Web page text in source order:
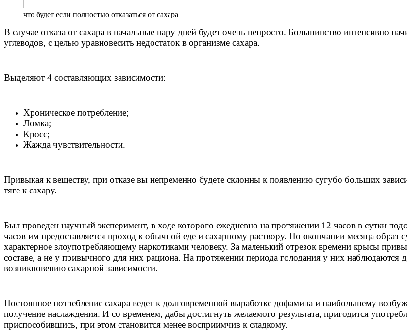
что будет если полностью отказаться от сахара
В случае отказа от сахара в начальные пару дней будет очень непросто. Большинство интенсивно
углеводов, с целью уравновесить недостаток в организме сахара.
Выделяют 4 составляющих зависимости:
Хроническое потребление;
Ломка;
Кросс;
Жажда чувствительности.
Привыкая к веществу, при отказе вы непременно будете склонны к появлению сугубо больших
тяге к сахару.
Был проведен научный эксперимент, в ходе которого ежедневно на протяжении 12 часов в сутки
часов им предоставляется проход к обычной еде и сахарному раствору. По окончании месяца образ
характерное злоупотребляющему наркотиками человеку. За маленький отрезок времени крысы
составе, а не у привычного для них рациона. На протяжении периода голодания у них наблюдаются
возникновению сахарной зависимости.
Постоянное потребление сахара ведет к долговременной выработке дофамина и наибольшему
получение наслаждения. И со временем, дабы достигнуть желаемого результата, пригодится
приспособившись, при этом становится менее восприимчив к сладкому.